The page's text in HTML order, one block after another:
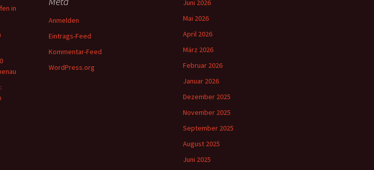
in
Juni 2026
Mai 2026
April 2026
März 2026
Februar 2026
Januar 2026
Dezember 2025
November 2025
September 2025
August 2025
Juni 2025
Anmelden
Eintrags-Feed
Kommentar-Feed
WordPress.org